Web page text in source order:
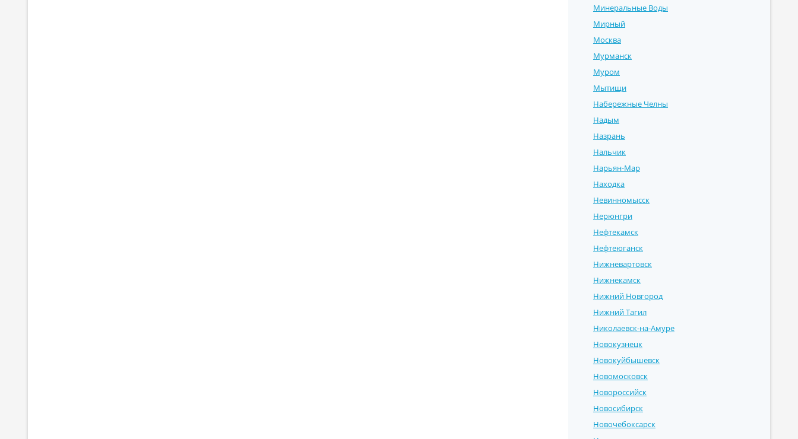
Минеральные Воды
Мирный
Москва
Мурманск
Муром
Мытищи
Набережные Челны
Надым
Назрань
Нальчик
Нарьян-Мар
Находка
Невинномысск
Нерюнгри
Нефтекамск
Нефтеюганск
Нижневартовск
Нижнекамск
Нижний Новгород
Нижний Тагил
Николаевск-на-Амуре
Новокузнецк
Новокуйбышевск
Новомосковск
Новороссийск
Новосибирск
Новочебоксарск